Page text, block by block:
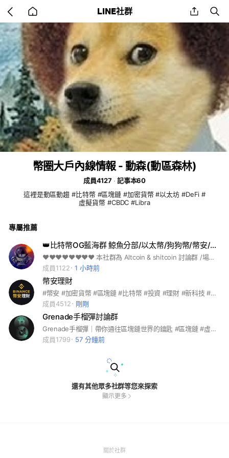
back
to
home
LINE社群 share
幣圈大戶內線情報 - 動森(動區森林)
成員4127
記事本60
這裡是動區動趨 #比特幣 #區塊鏈 #加密貨幣 #以太坊 #DeFi #
虛擬貨幣 #CBDC #Libra
專屬推薦
👑比特幣OG藍海群 鯨魚分部/以太幣/狗狗幣/幣安/usdt 《比特幣聯盟》
❤️❤️❤️❤️❤️❤️❤️❤️ 本社群為 Altcoin & shitcoin 討論群 /場外/存錢/理財/股票/信用卡/doge/狗狗幣/shib/屎幣/btc /eth /defi/nft /比特幣/bitcoin/dot/amm/file/幣安/火幣/炒幣/智能/機器/usdt/股票/房市/理財/信用卡/存錢/泰達/網格/派網/聖結石/韭菜/食品/好吃/古早味/蔬菜水果/養殖漁獲/漁貨海鮮/潮流衣服/韓風/韓流/韓國/日本美式/流行/好玩/素食/行程/景點/免費/自助/登山/出國/國內國外/國內旅遊/旅館/飯店/旅店/美景/新車/中古車/遊戲/遊樂園/遊樂場/手機/中華/蘋果/媽咪媽媽婦女親子女士/笑話梗圖/分享/聊天美麗/美女/可口/絕美/攝影/美圖/欣賞/圖片/影片/美麗/整形/絲襪/專業/外拍/自拍/手工/福利/美圖/化妝/拍攝/技巧/造型/網紅/手機/拍片/流行/時尚/潮流/韓國/交友/高中生/大學生/交流/網美/優質/女生/開團/打卡/秘境/分享/熱門/景點/團媽團爸團購/工程師/鬼滅/愛好/毛孩/疫情/彩妝/橘貓/讀書會/學習/旅行/飯店/旅館/直播主/手機/蘋果/校友/動森/動物森友會/公仔/代購/團購/中華職棒/中職/日本職棒/日職/分享/俱樂部/吃貨/副食品/減肥/美食/追劇/股票/米其林/追劇/股票/股市/台積電/面試/健身/人力/找工作/coin master/netflix/環島/存錢/親子/按摩/vip/筆記/談心/交友/情報/新手/同好/愛好/自行車/單車/潛水/露營/登山/釣魚/NBA/健身/籃球/棒球/MLB/足球/兔子/毛孩/貓咪/柴犬/貴賓/傳說對決/手遊/球鞋/精品/美甲服飾/彩妝/保養/進擊的巨人/海賊王/公仔/webtoon/甜點/美食/銅板美食/吃貨/米其林/民宿/環島/民宿/日劇韓劇/美劇/家長/功課/校友/社團/筆記老師/大學高中/好市多/老師知識/工程師/前端/手機/家電心事/愛情/交心談心/研究所/育兒/親子/童裝新手/媽咪/新手媽咪/轉學/求職/求學/面試/外送/上班族/房市/理財/信用卡/存錢/門市/創業/同業/團購/夥伴/大小事資訊/雙北/台北臺北/台北市/台北人/新北/新北市/新北人/基隆/基隆市/基隆人/桃園/桃園市/桃園人/中壢/中壢人/內壢/內壢人/苗栗宜蘭市宜蘭人/花蓮市花蓮人/花東台東人/新竹/新竹
成員1122
1 小時前
幣安理財
#幣安 #加密貨幣 #區塊鏈 #比特幣 #投資 #理財 #新科技 #Binance 官網：binance.com/tw 臉書：https://bit.ly/32fCCF3 社團：https://bit.ly/34jOIQ7 LINE社群：https://bit.ly/3dML1Di Instagram：https://bit.ly/3h9qScR
成員4512
剛剛
Grenade手榴彈討論群
Grenade手榴彈｜帶你通往區塊鏈世界的鑰匙 #區塊鏈 #虛擬貨幣 #社群 #行銷 #公關 #加密貨幣 📕 致力用好玩易懂的方式把虛擬貨幣資訊傳遞到社群 👐 滿滿的活動、企劃，帶你由淺到深探索幣圈 📅 幣圈一天人間十年，深入行業內不為人知的故事 --------- 【👇🏻資訊分享、合作邀約、社群推廣】 https://linktr.ee/grenade.tw
成員1799
57 分鐘前
還有其他眾多社群等您來探索
顯示更多
關於社群(Open